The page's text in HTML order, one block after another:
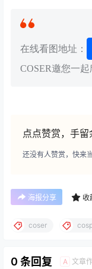
在线看图地址：
COSER邀您一
点点赞赏，手留
还没有人赞赏，快来
海报分享 收
coser
0 条回复 A 文章